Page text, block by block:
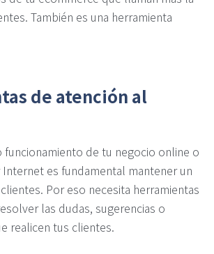
También es una herramienta
de atención al
funcionamiento de tu negocio online o
es fundamental mantener un
Por eso necesita herramientas
las dudas, sugerencias o
realicen tus clientes.